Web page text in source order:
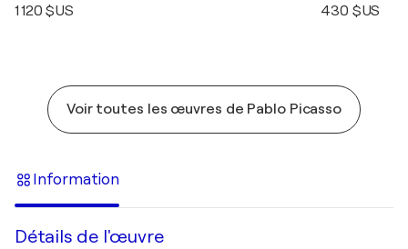
1 120 $US 430 $US
Voir toutes les œuvres de Pablo Picasso
Information
Détails de l'œuvre